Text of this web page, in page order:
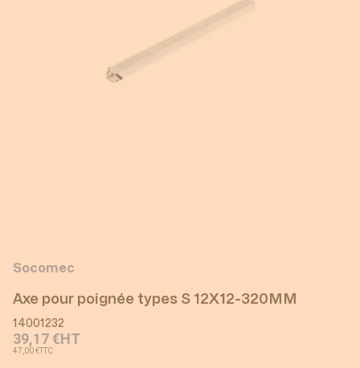
Socomec
Axe pour poignée types S 12X12-320MM
14001232
39,17 €HT
47,00 €TTC